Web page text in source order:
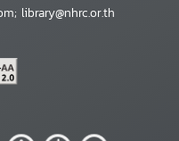
library@nhrc.or.th